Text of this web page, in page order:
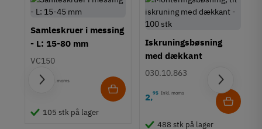
Samleskruer i messing
- L: 15-80 mm
VC150
30 Inkl. moms
105 stk på lager
Iskruningsbøsning
med dækkant
030.10.863
2,95 Inkl. moms
488 stk på lager